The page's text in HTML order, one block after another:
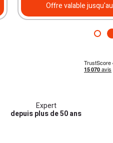
Offre valable jusqu'au
Expert
depuis plus de 50 ans